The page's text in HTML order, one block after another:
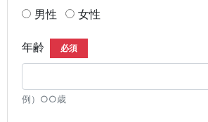
男性
女性
年齢 必須
例）○○歳